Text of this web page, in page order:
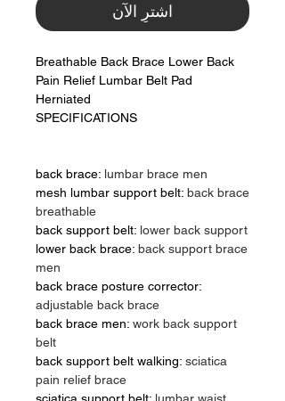
اشترِ الآن
Breathable Back Brace Lower Back
Pain Relief Lumbar Belt Pad
Herniated
SPECIFICATIONS
back brace: lumbar brace men
mesh lumbar support belt: back brace
breathable
back support belt: lower back support
lower back brace: back support brace
men
back brace posture corrector:
adjustable back brace
back brace men: work back support
belt
back support belt walking: sciatica
pain relief brace